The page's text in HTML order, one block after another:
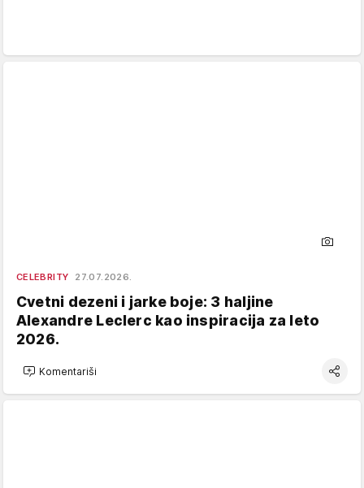
CELEBRITY 27.07.2026.
Cvetni dezeni i jarke boje: 3 haljine
Alexandre Leclerc kao inspiracija za leto
2026.
Komentariši